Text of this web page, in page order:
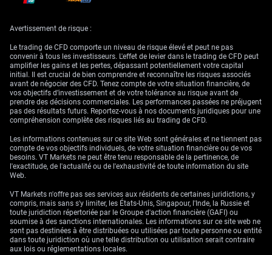
Stratégies de trading FX
autour de Sintra
Pour les opérateurs de dérivés, cette lecture plaide pour l’achat d’options
d’achat (calls) sur EUR/USD, avec un prix d’exercice visant une reprise
graduelle vers 1,150 en juillet. Le récent rapport solide sur l’emploi
américain, avec plus de 250.000 créations de postes le mois dernier,
continue toutefois de constituer un risque de renforcement du dollar. Ce
ou la mise en place de stop-loss serrés sur toute position longue.
Compte tenu du support attendu à 1,130, une autre stratégie consiste à
envisager la vente d’options de vente hors de la monnaie (out-of-the-
money), avec un strike inférieur à ce niveau. Cette position permet de
empêchera la paire de casser de manière significative à la baisse.
Historiquement, le forum de Sintra a déjà servi à signaler des intentions
majeures de politique monétaire, comme en 2022, ce qui rend cette
semaine déterminante pour l’orientation des marchés.
Avertissement de risque :
Le trading de CFD comporte un niveau de risque élevé et peut ne pas
convenir à tous les investisseurs. L'effet de levier dans le trading de CFD peut
amplifier les gains et les pertes, dépassant potentiellement votre capital
initial. Il est crucial de bien comprendre et reconnaître les risques associés
avant de négocier des CFD. Tenez compte de votre situation financière, de
vos objectifs d’investissement et de votre tolérance au risque avant de
prendre des décisions commerciales. Les performances passées ne préjugent
pas des résultats futurs. Reportez-vous à nos documents juridiques pour une
compréhension complète des risques liés au trading de CFD.
Les informations contenues sur ce site Web sont générales et ne tiennent pas
compte de vos objectifs individuels, de votre situation financière ou de vos
besoins. VT Markets ne peut être tenu responsable de la pertinence, de
l'exactitude, de l'actualité ou de l'exhaustivité de toute information du site
Web.
VT Markets n'offre pas ses services aux résidents de certaines juridictions, y
compris, mais sans s'y limiter, les États-Unis, Singapour, l'Inde, la Russie et
toute juridiction répertoriée par le Groupe d'action financière (GAFI) ou
soumise à des sanctions internationales. Les informations sur ce site web ne
sont pas destinées à être distribuées ou utilisées par toute personne ou entité
dans toute juridiction où une telle distribution ou utilisation serait contraire
aux lois ou réglementations locales.